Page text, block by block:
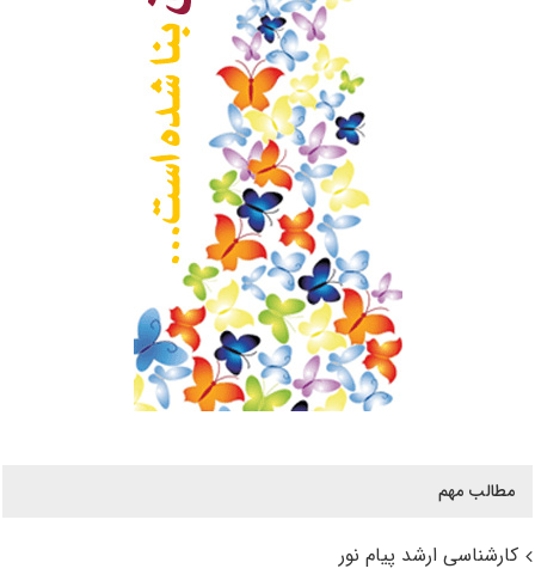
مطالب مهم
کارشناسی ارشد پیام نور